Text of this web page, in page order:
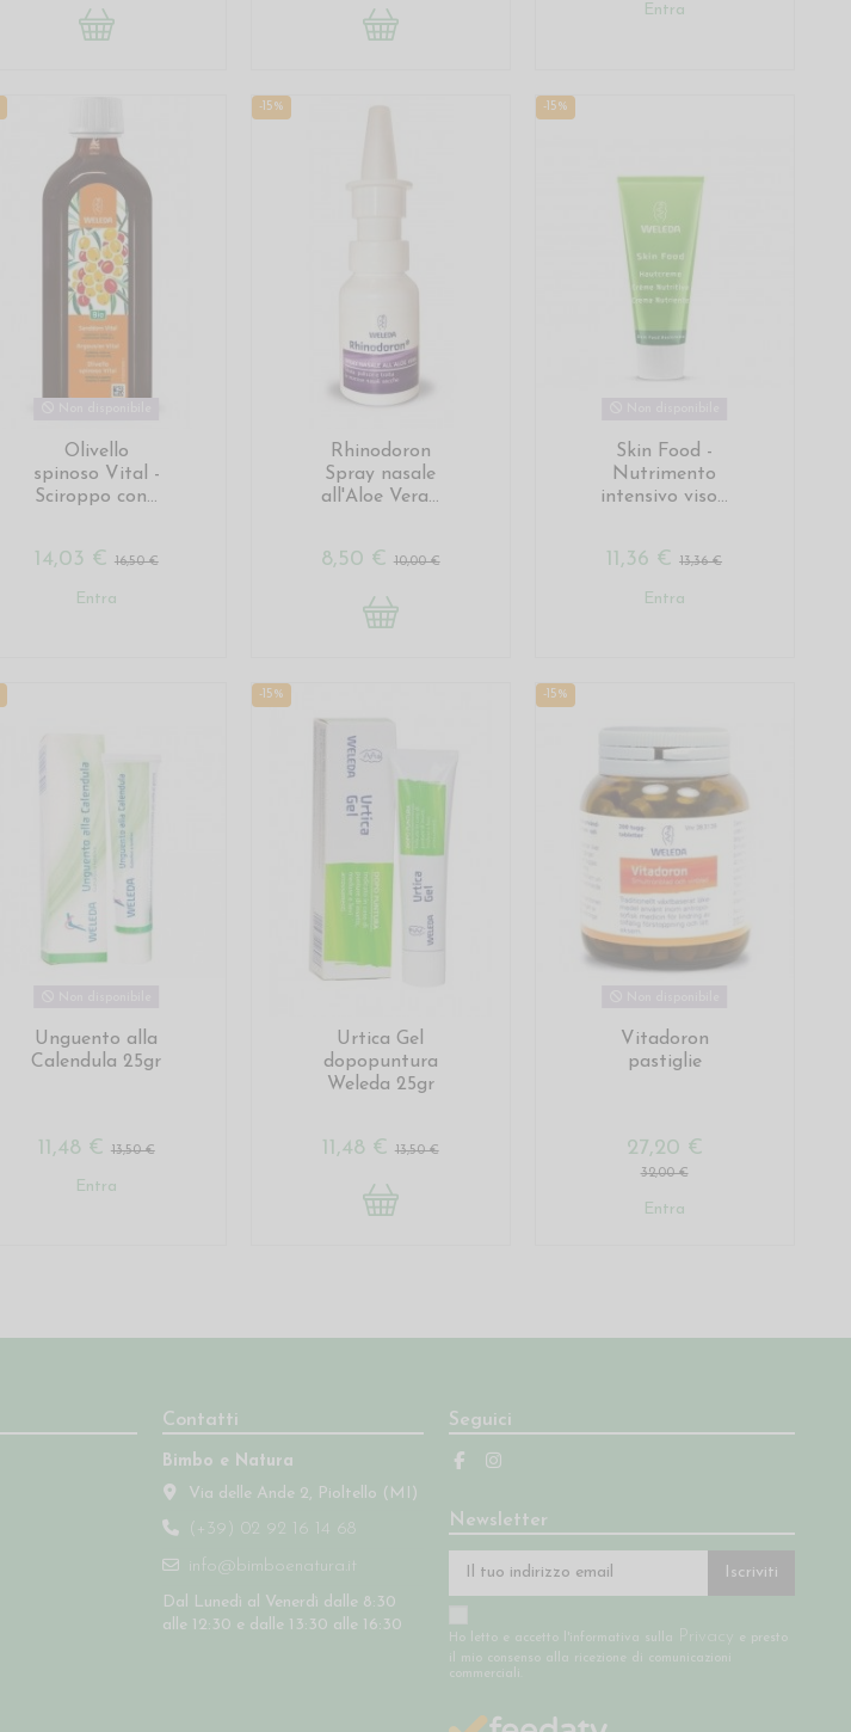
Entra
Olivello
spinoso Vital -
Sciroppo con...
14,03 € 16,50 €
Entra
-15%
Rhinodoron
Spray nasale
all'Aloe Vera...
8,50 € 10,00 €
-15%
Skin Food -
Nutrimento
intensivo viso...
11,36 €13,36 €
Entra
Unguento alla
Calendula 25gr
11,48 € 13,50 €
Entra
-15%
Urtica Gel
dopopuntura
Weleda 25gr
11,48 € 13,50 €
-15%
Vitadoron
pastiglie
27,20 €
32,00 €
Entra
Contatti
Bimbo e Natura
Via delle Ande 2, Pioltello (MI)
(+39) 02 92 16 14 68
info@bimboenatura.it
Dal Lunedì al Venerdì dalle 8:30
alle 12:30 e dalle 13:30 alle 16:30
Seguici
Newsletter
Iscriviti
Ho letto e accetto l'informativa sulla Privacy
e presto
il mio consenso alla ricezione di comunicazioni
commerciali.